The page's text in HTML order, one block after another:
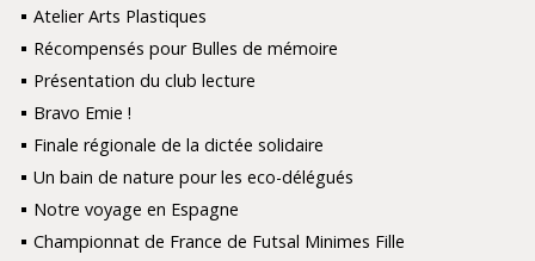
Atelier Arts Plastiques
Récompensés pour Bulles de mémoire
Présentation du club lecture
Bravo Emie !
Finale régionale de la dictée solidaire
Un bain de nature pour les eco-délégués
Notre voyage en Espagne
Championnat de France de Futsal Minimes Fille